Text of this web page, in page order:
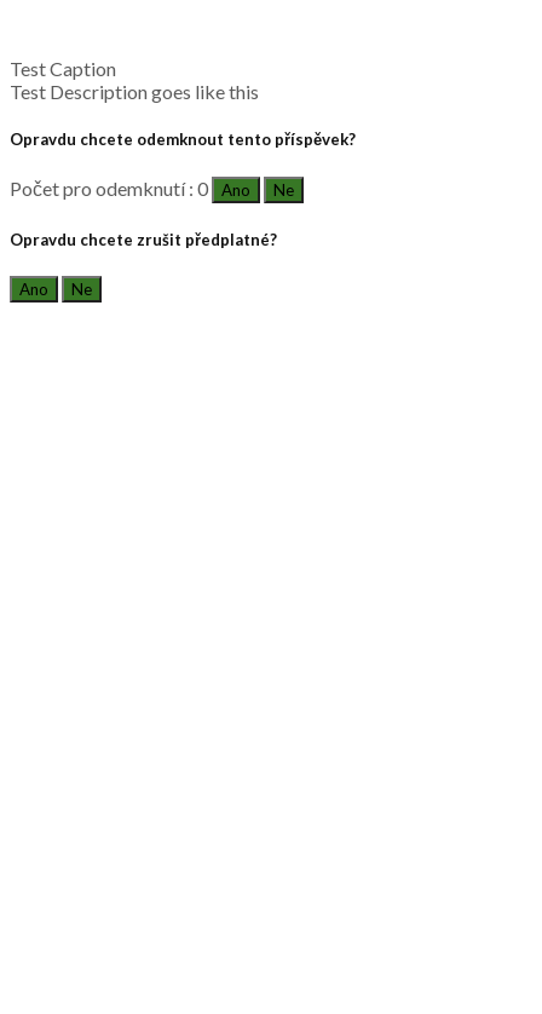
Test Caption
Test Description goes like this
Opravdu chcete odemknout tento příspěvek?
Počet pro odemknutí : 0 Ano Ne
Opravdu chcete zrušit předplatné?
Ano Ne